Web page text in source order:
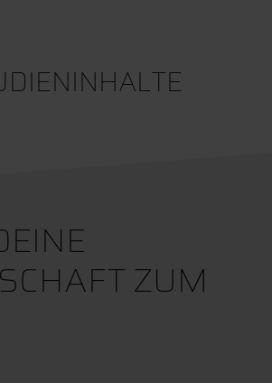
ZUM